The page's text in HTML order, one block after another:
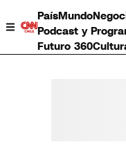
PaísMundo
Podcast y
Futuro 360